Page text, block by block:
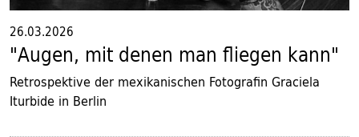
26.03.2026
"Augen, mit denen man fliegen kann"
Retrospektive der mexikanischen Fotografin Graciela
Iturbide in Berlin